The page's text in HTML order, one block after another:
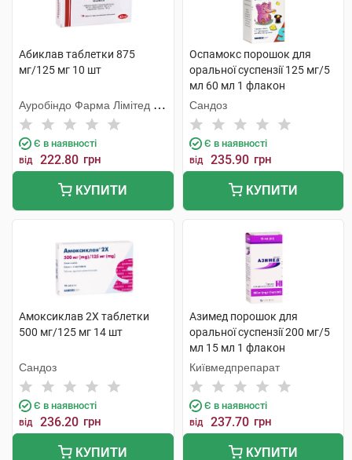
Абиклав таблетки 875
мг/125 мг 10 шт
Ауробіндо Фарма Лімітед -
Юніт ІV
Є в наявності
від 222.80 грн
КУПИТИ
Оспамокс порошок для
оральної суспензії 125 мг/5
мл 60 мл 1 флакон
Сандоз
Є в наявності
від 235.90 грн
КУПИТИ
Амоксиклав 2Х таблетки
500 мг/125 мг 14 шт
Сандоз
Є в наявності
від 236.20 грн
КУПИТИ
Азимед порошок для
оральної суспензії 200 мг/5
мл 15 мл 1 флакон
Київмедпрепарат
Є в наявності
від 237.70 грн
КУПИТИ